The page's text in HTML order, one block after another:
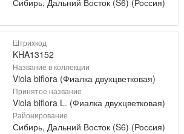
Сибирь, Дальний Восток (S6) (Россия)
Штрихкод
KHA13152
Название в коллекции
Viola biflora (Фиалка двухцветковая)
Принятое название
Viola biflora L. (Фиалка двухцветковая)
Районирование
Сибирь, Дальний Восток (S6) (Россия)